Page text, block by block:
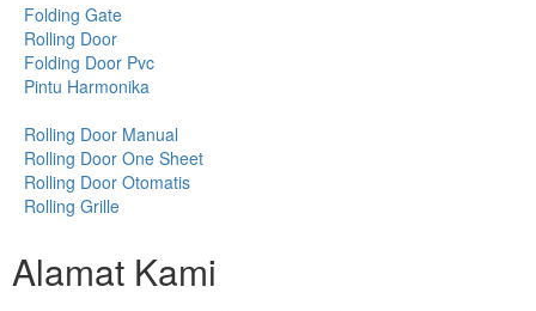
Folding Gate
Rolling Door
Folding Door Pvc
Pintu Harmonika
Rolling Door Manual
Rolling Door One Sheet
Rolling Door Otomatis
Rolling Grille
Alamat Kami